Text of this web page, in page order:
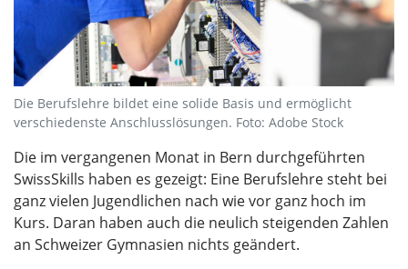
Die Berufslehre bildet eine solide Basis und ermöglicht
verschiedenste Anschlusslösungen. Foto: Adobe Stock
Die im vergangenen Monat in Bern durchgeführten
SwissSkills haben es gezeigt: Eine Berufslehre steht bei
ganz vielen Jugendlichen nach wie vor ganz hoch im
Kurs. Daran haben auch die neulich steigenden Zahlen
an Schweizer Gymnasien nichts geändert.